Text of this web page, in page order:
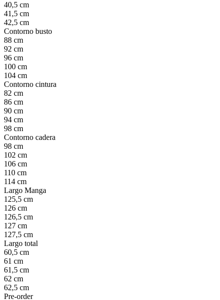
40,5 cm
41,5 cm
42,5 cm
Contorno busto
88 cm
92 cm
96 cm
100 cm
104 cm
Contorno cintura
82 cm
86 cm
90 cm
94 cm
98 cm
Contorno cadera
98 cm
102 cm
106 cm
110 cm
114 cm
Largo Manga
125,5 cm
126 cm
126,5 cm
127 cm
127,5 cm
Largo total
60,5 cm
61 cm
61,5 cm
62 cm
62,5 cm
Pre-order